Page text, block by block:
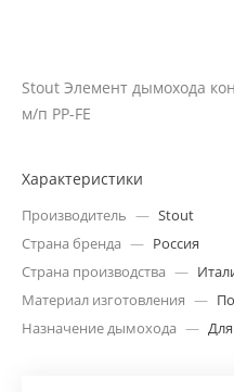
Stout Элемент дымохода
м/п PP-FE
Характеристики
Производитель — Stout
Страна бренда — Россия
Страна производства —
Материал изготовления —
Назначение дымохода —